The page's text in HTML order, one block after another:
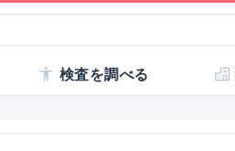
検査を調べる